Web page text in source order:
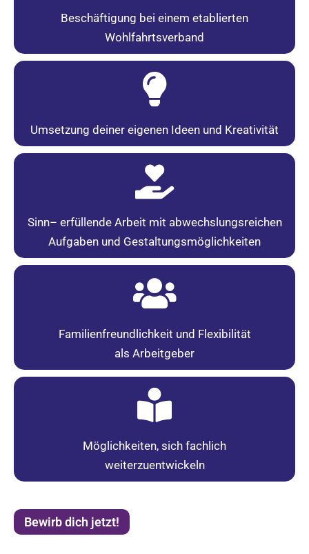
Beschäftigung bei einem etablierten
Wohlfahrtsverband
Umsetzung deiner eigenen Ideen und Kreativität
Sinn– erfüllende Arbeit mit abwechslungsreichen
Aufgaben und Gestaltungsmöglichkeiten
Familienfreundlichkeit und Flexibilität
als Arbeitgeber
Möglichkeiten, sich fachlich
weiterzuentwickeln
Bewirb dich jetzt!